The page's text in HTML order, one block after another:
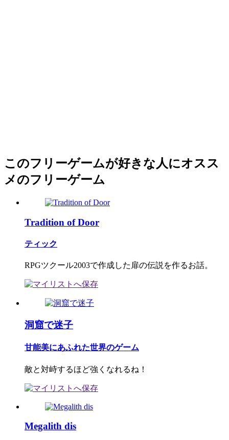
このフリーゲームが好きな人にオスス
メのフリーゲーム
Tradition of Door
ティック
RPGツクール2003で作成した扉の伝説を作るお話。
洞窟で迷子
甘能美にあふれた世界のゲーム
敵と対峙するほど強くなれるね！
Megalith dis